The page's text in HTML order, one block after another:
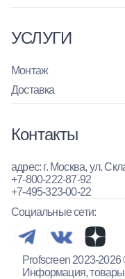
УСЛУГИ
Монтаж
Доставка
Контакты
адрес: г. Москва, ул.
+7-800-222-87-92
+7-495-323-00-22
Социальные сети:
Profscreen 2023-
Информация, товары